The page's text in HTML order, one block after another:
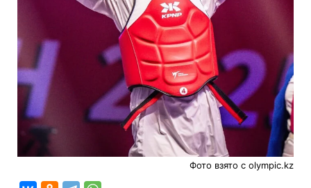
Фото взято с olympic.kz